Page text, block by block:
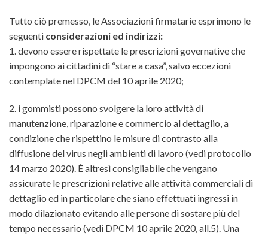
Tutto ciò premesso, le Associazioni firmatarie esprimono le
seguenti considerazioni ed indirizzi:
1. devono essere rispettate le prescrizioni governative che
impongono ai cittadini di “stare a casa”, salvo eccezioni
contemplate nel DPCM del 10 aprile 2020;
2. i gommisti possono svolgere la loro attività di
manutenzione, riparazione e commercio al dettaglio, a
condizione che rispettino le misure di contrasto alla
diffusione del virus negli ambienti di lavoro (vedi protocollo
14 marzo 2020). È altresì consigliabile che vengano
assicurate le prescrizioni relative alle attività commerciali di
dettaglio ed in particolare che siano effettuati ingressi in
modo dilazionato evitando alle persone di sostare più del
tempo necessario (vedi DPCM 10 aprile 2020, all.5). Una